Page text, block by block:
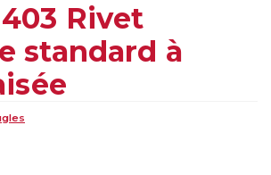
Rivet
standard à